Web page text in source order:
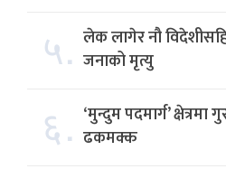
५. लेक लागेर नौ
जनाको मृत्यु
६. ‘मुन्दुम पदमार्ग’ क्षेत्रमा
ढकमक्क